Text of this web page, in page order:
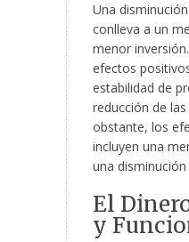
Una
conlleva a un
menor
efectos
estabilidad de
reducción de
obstante, los
incluyen una
una
El
y